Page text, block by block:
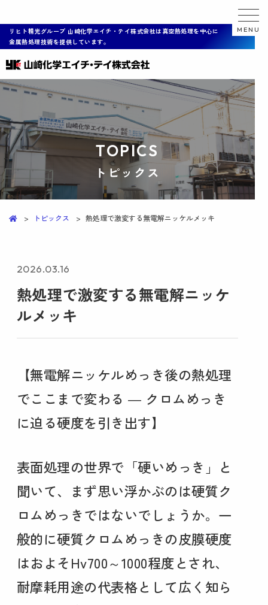
リヒト精光グループ 山崎化学エイチ・テイ株式会社は真空熱処理を中心に
金属熱処理技術を提供しています。
MENU
TOPICS
トピックス
トピックス 熱処理で激変する無電解ニッケルメッキ
2026.03.16
熱処理で激変する無電解ニッケ
ルメッキ
【無電解ニッケルめっき後の熱処理
でここまで変わる ― クロムめっき
に迫る硬度を引き出す】
表面処理の世界で「硬いめっき」と
聞いて、まず思い浮かぶのは硬質ク
ロムめっきではないでしょうか。一
般的に硬質クロムめっきの皮膜硬度
はおよそHv700～1000程度とされ、
耐摩耗用途の代表格として広く知ら